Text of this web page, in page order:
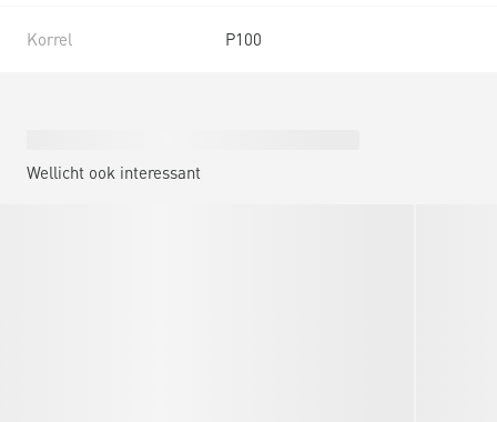
Korrel P100
Wellicht ook interessant